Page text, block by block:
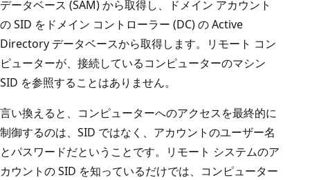
データベース (SAM) から取得し、ドメイン アカウント
の SID をドメイン コントローラー (DC) の Active
Directory データベースから取得します。リモート コン
ピューターが、接続しているコンピューターのマシン
SID を参照することはありません。
言い換えると、コンピューターへのアクセスを最終的に
制御するのは、SID ではなく、アカウントのユーザー名
とパスワードだということです。リモート システムのア
カウントの SID を知っているだけでは、コンピューター